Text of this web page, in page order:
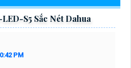
S5 Sắc Nét Dahua
PM